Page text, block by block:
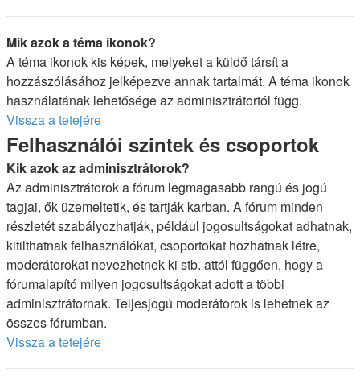
Mik azok a téma ikonok?
A téma ikonok kis képek, melyeket a küldő társít a
hozzászólásához jelképezve annak tartalmát. A téma ikonok
használatának lehetősége az adminisztrátortól függ.
Vissza a tetejére
Felhasználói szintek és csoportok
Kik azok az adminisztrátorok?
Az adminisztrátorok a fórum legmagasabb rangú és jogú
tagjai, ők üzemeltetik, és tartják karban. A fórum minden
részletét szabályozhatják, például jogosultságokat adhatnak,
kitilthatnak felhasználókat, csoportokat hozhatnak létre,
moderátorokat nevezhetnek ki stb. attól függően, hogy a
fórumalapító milyen jogosultságokat adott a többi
adminisztrátornak. Teljesjogú moderátorok is lehetnek az
összes fórumban.
Vissza a tetejére